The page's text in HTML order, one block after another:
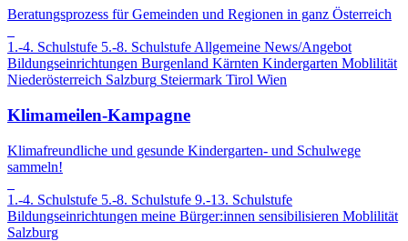
Beratungsprozess für Gemeinden und Regionen in ganz Österreich
1.-4. Schulstufe 5.-8. Schulstufe Allgemeine News/Angebot
Bildungseinrichtungen Burgenland Kärnten Kindergarten Moblilität
Niederösterreich Salzburg Steiermark Tirol Wien
Klimameilen-Kampagne
Klimafreundliche und gesunde Kindergarten- und Schulwege
sammeln!
1.-4. Schulstufe 5.-8. Schulstufe 9.-13. Schulstufe
Bildungseinrichtungen meine Bürger:innen sensibilisieren Moblilität
Salzburg